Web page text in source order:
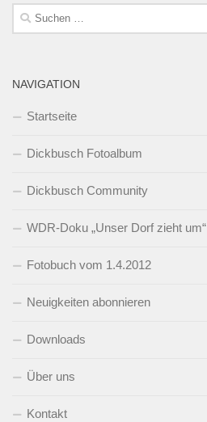
Suchen
nach:
NAVIGATION
Startseite
Dickbusch Fotoalbum
Dickbusch Community
WDR-Doku „Unser Dorf zieht um“
Fotobuch vom 1.4.2012
Neuigkeiten abonnieren
Downloads
Über uns
Kontakt